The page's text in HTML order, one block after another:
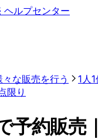
ルプセンター
々な販売を行う
1人
限り
予約販売